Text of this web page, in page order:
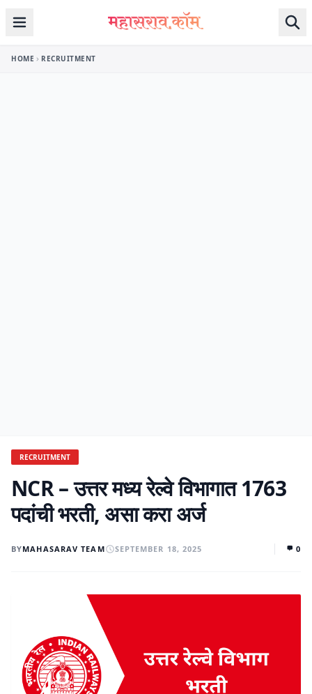
Skip to content
HOME RECRUITMENT
RECRUITMENT
NCR – उत्तर मध्य रेल्वे विभागात 1763
पदांची भरती, असा करा अर्ज
BYMAHASARAV TEAM SEPTEMBER 18, 2025 0